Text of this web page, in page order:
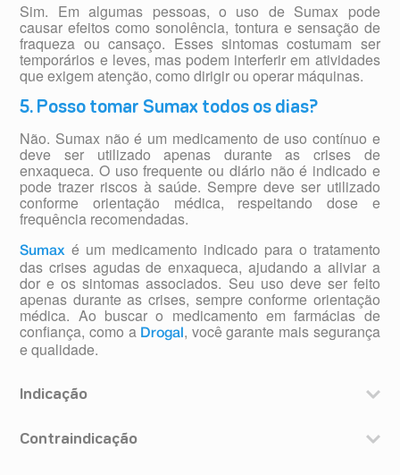
Sim. Em algumas pessoas, o uso de Sumax pode
causar efeitos como sonolência, tontura e sensação de
fraqueza ou cansaço. Esses sintomas costumam ser
temporários e leves, mas podem interferir em atividades
que exigem atenção, como dirigir ou operar máquinas.
5. Posso tomar Sumax todos os dias?
Não. Sumax não é um medicamento de uso contínuo e
deve ser utilizado apenas durante as crises de
enxaqueca. O uso frequente ou diário não é indicado e
pode trazer riscos à saúde. Sempre deve ser utilizado
conforme orientação médica, respeitando dose e
frequência recomendadas.
Sumax é um medicamento indicado para o tratamento
das crises agudas de enxaqueca, ajudando a aliviar a
dor e os sintomas associados. Seu uso deve ser feito
apenas durante as crises, sempre conforme orientação
médica. Ao buscar o medicamento em farmácias de
confiança, como a Drogal , você garante mais segurança
e qualidade.
Indicação
alívio agudo das crises de enxaqueca já instaladas. Não
Contraindicação